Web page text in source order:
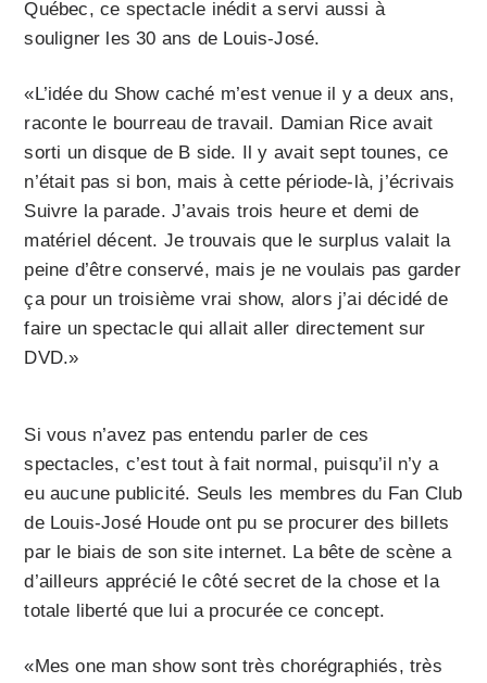
Québec, ce spectacle inédit a servi aussi à
souligner les 30 ans de Louis-José.
«L’idée du Show caché m’est venue il y a deux ans,
raconte le bourreau de travail. Damian Rice avait
sorti un disque de B side. Il y avait sept tounes, ce
n’était pas si bon, mais à cette période-là, j’écrivais
Suivre la parade. J’avais trois heure et demi de
matériel décent. Je trouvais que le surplus valait la
peine d’être conservé, mais je ne voulais pas garder
ça pour un troisième vrai show, alors j’ai décidé de
faire un spectacle qui allait aller directement sur
DVD.»
Si vous n’avez pas entendu parler de ces
spectacles, c’est tout à fait normal, puisqu’il n’y a
eu aucune publicité. Seuls les membres du Fan Club
de Louis-José Houde ont pu se procurer des billets
par le biais de son site internet. La bête de scène a
d’ailleurs apprécié le côté secret de la chose et la
totale liberté que lui a procurée ce concept.
«Mes one man show sont très chorégraphiés, très